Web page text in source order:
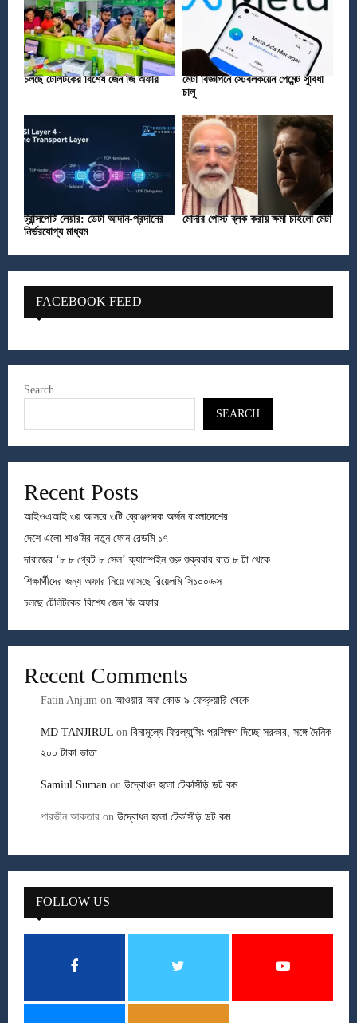
চলছে টেলিটকের বিশেষ জেন জি অফার
মেটা বিজ্ঞাপনে স্টেবলকয়েন পেমেন্ট সুবিধা
চালু
ট্রান্সপোর্ট লেয়ার: ডেটা আদান-প্রদানের
নির্ভরযোগ্য মাধ্যম
মোদীর পোস্ট ব্লক করায় ক্ষমা চাইলো মেটা
FACEBOOK FEED
Search
SEARCH
Recent Posts
আইওএআই ৩য় আসরে ৩টি ব্রোঞ্জপদক অর্জন বাংলাদেশের
দেশে এলো শাওমির নতুন ফোন রেডমি ১৭
দারাজের ‘৮.৮ গ্রেট ৮ সেল’ ক্যাম্পেইন শুরু শুক্রবার রাত ৮ টা থেকে
শিক্ষার্থীদের জন্য অফার নিয়ে আসছে রিয়েলমি সি১০০এক্স
চলছে টেলিটকের বিশেষ জেন জি অফার
Recent Comments
Fatin Anjum on আওয়ার অফ কোড ৯ ফেব্রুয়ারি থেকে
MD TANJIRUL on বিনামূল্যে ফ্রিল্যান্সিং প্রশিক্ষণ দিচ্ছে সরকার, সঙ্গে দৈনিক
২০০ টাকা ভাতা
Samiul Suman on উদ্বোধন হলো টেকসিঁড়ি ডট কম
পারভীন আকতার on উদ্বোধন হলো টেকসিঁড়ি ডট কম
FOLLOW US